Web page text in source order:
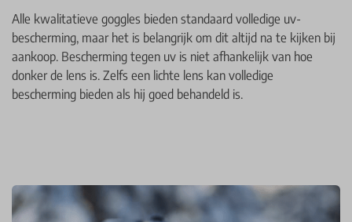
Alle kwalitatieve goggles bieden standaard volledige uv-
bescherming, maar het is belangrijk om dit altijd na te kijken bij
aankoop. Bescherming tegen uv is niet afhankelijk van hoe
donker de lens is. Zelfs een lichte lens kan volledige
bescherming bieden als hij goed behandeld is.